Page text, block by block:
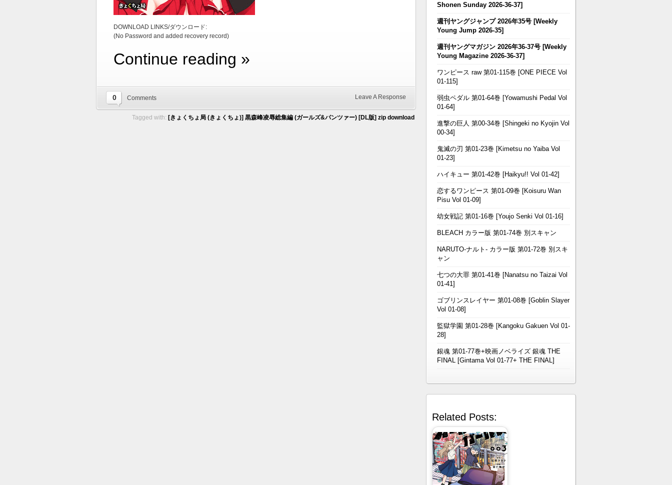
DOWNLOAD LINKS/ダウンロード:
(No Password and added recovery record)
Continue reading »
0 Comments Leave A Response
Tagged with: [きょくちょ局 (きょくちょ)] 黒森峰凌辱総集編 (ガールズ&パンツァー) [DL版] zip download
Shonen Sunday 2026-36-37]
週刊ヤングジャンプ 2026年35号 [Weekly
Young Jump 2026-35]
週刊ヤングマガジン 2026年36-37号 [Weekly
Young Magazine 2026-36-37]
ワンピース raw 第01-115巻 [ONE PIECE Vol
01-115]
弱虫ペダル 第01-64巻 [Yowamushi Pedal Vol
01-64]
進撃の巨人 第00-34巻 [Shingeki no Kyojin Vol
00-34]
鬼滅の刃 第01-23巻 [Kimetsu no Yaiba Vol
01-23]
ハイキュー 第01-42巻 [Haikyu!! Vol 01-42]
恋するワンピース 第01-09巻 [Koisuru Wan
Pisu Vol 01-09]
幼女戦記 第01-16巻 [Youjo Senki Vol 01-16]
BLEACH カラー版 第01-74巻 別スキャン
NARUTO-ナルト- カラー版 第01-72巻 別スキ
ャン
七つの大罪 第01-41巻 [Nanatsu no Taizai Vol
01-41]
ゴブリンスレイヤー 第01-08巻 [Goblin Slayer
Vol 01-08]
監獄学園 第01-28巻 [Kangoku Gakuen Vol 01-
28]
銀魂 第01-77巻+映画ノベライズ 銀魂 THE
FINAL [Gintama Vol 01-77+ THE FINAL]
Related Posts: